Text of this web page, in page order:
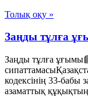
Толық оқу »
Заңды тұлға
Заңды тұлға
кодексінің 33-бабы
азаматтық құқықтың